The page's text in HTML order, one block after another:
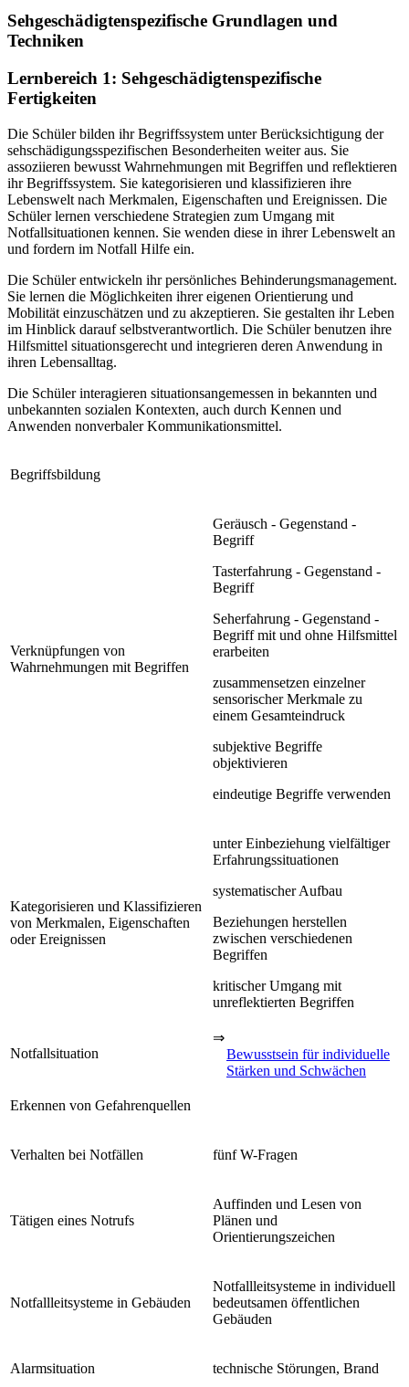
Sehgeschädigtenspezifische Grundlagen und
Techniken
Lernbereich 1: Sehgeschädigtenspezifische
Fertigkeiten
Die Schüler bilden ihr Begriffssystem unter Berücksichtigung der
sehschädigungsspezifischen Besonderheiten weiter aus. Sie
assoziieren bewusst Wahrnehmungen mit Begriffen und reflektieren
ihr Begriffssystem. Sie kategorisieren und klassifizieren ihre
Lebenswelt nach Merkmalen, Eigenschaften und Ereignissen. Die
Schüler lernen verschiedene Strategien zum Umgang mit
Notfallsituationen kennen. Sie wenden diese in ihrer Lebenswelt an
und fordern im Notfall Hilfe ein.
Die Schüler entwickeln ihr persönliches Behinderungsmanagement.
Sie lernen die Möglichkeiten ihrer eigenen Orientierung und
Mobilität einzuschätzen und zu akzeptieren. Sie gestalten ihr Leben
im Hinblick darauf selbstverantwortlich. Die Schüler benutzen ihre
Hilfsmittel situationsgerecht und integrieren deren Anwendung in
ihren Lebensalltag.
Die Schüler interagieren situationsangemessen in bekannten und
unbekannten sozialen Kontexten, auch durch Kennen und
Anwenden nonverbaler Kommunikationsmittel.
Begriffsbildung
Verknüpfungen von
Wahrnehmungen mit Begriffen
Geräusch - Gegenstand -
Begriff
Tasterfahrung - Gegenstand -
Begriff
Seherfahrung - Gegenstand -
Begriff mit und ohne Hilfsmittel
erarbeiten
zusammensetzen einzelner
sensorischer Merkmale zu
einem Gesamteindruck
subjektive Begriffe
objektivieren
eindeutige Begriffe verwenden
Kategorisieren und Klassifizieren
von Merkmalen, Eigenschaften
oder Ereignissen
unter Einbeziehung vielfältiger
Erfahrungssituationen
systematischer Aufbau
Beziehungen herstellen
zwischen verschiedenen
Begriffen
kritischer Umgang mit
unreflektierten Begriffen
Notfallsituation
⇒
Bewusstsein für individuelle
Stärken und Schwächen
Erkennen von Gefahrenquellen
Verhalten bei Notfällen fünf W-Fragen
Tätigen eines Notrufs
Auffinden und Lesen von
Plänen und
Orientierungszeichen
Notfallleitsysteme in Gebäuden
Notfallleitsysteme in individuell
bedeutsamen öffentlichen
Gebäuden
Alarmsituation technische Störungen, Brand